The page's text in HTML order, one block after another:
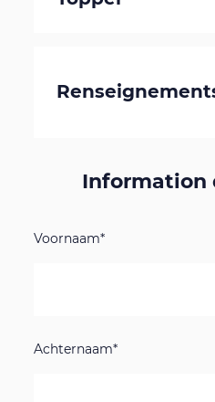
Information
Voornaam*
Achternaam*